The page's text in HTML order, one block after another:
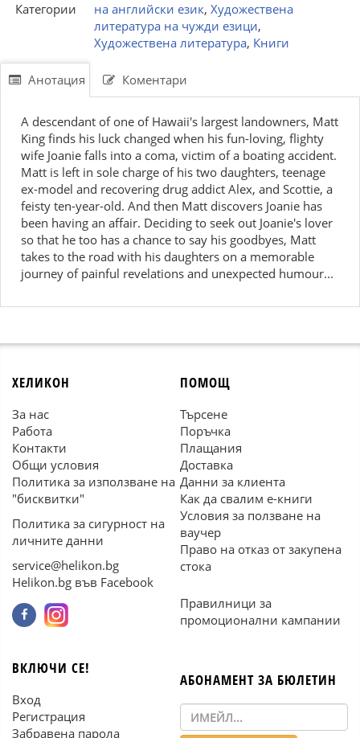
Категории
на английски език, Художествена
литература на чужди езици,
Художествена литература, Книги
Анотация Коментари
A descendant of one of Hawaii's largest landowners, Matt
King finds his luck changed when his fun-loving, flighty
wife Joanie falls into a coma, victim of a boating accident.
Matt is left in sole charge of his two daughters, teenage
ex-model and recovering drug addict Alex, and Scottie, a
feisty ten-year-old. And then Matt discovers Joanie has
been having an affair. Deciding to seek out Joanie's lover
so that he too has a chance to say his goodbyes, Matt
takes to the road with his daughters on a memorable
journey of painful revelations and unexpected humour...
ХЕЛИКОН
За нас
Работа
Контакти
Общи условия
Политика за използване на
"бисквитки"
Политика за сигурност на
личните данни
service@helikon.bg
Helikon.bg във Facebook
ПОМОЩ
Търсене
Поръчка
Плащания
Доставка
Данни за клиента
Как да свалим е-книги
Условия за ползване на
ваучер
Право на отказ от закупена
стока
Правилници за
промоционални кампании
ВКЛЮЧИ СЕ!
Вход
Регистрация
Забравена парола
АБОНАМЕНТ ЗА БЮЛЕТИН